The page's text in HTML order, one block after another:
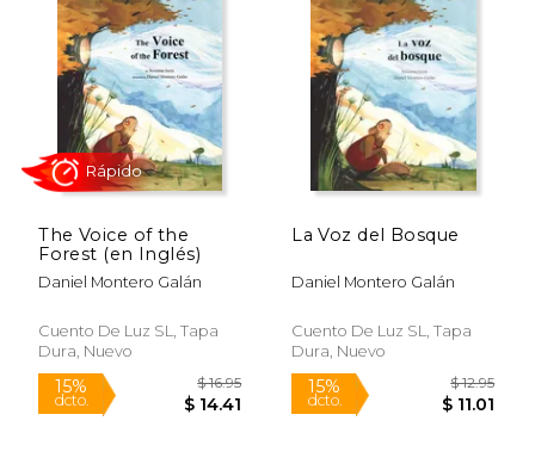
15%
dcto.
$ 14.95
$ 12.71
15%
dcto.
The Voice of the
Forest (en Inglés)
Daniel Montero Galán
Cuento De Luz SL, Tapa
Dura, Nuevo
La Voz del Bosque
Daniel Montero Galán
Cuento De Luz SL, Tapa
Dura, Nuevo